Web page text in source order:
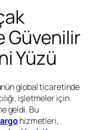
Güvenilir
Yüzü
global ticaretinde
işletmeler için
geldi. Bu
hizmetleri,